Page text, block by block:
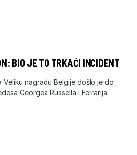
BIO JE TO TRKAĆI INCIDENT
Veliku nagradu Belgije došlo je do
Georgea Russella i Ferrarija…